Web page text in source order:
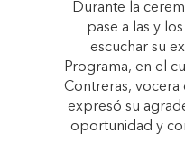
Durante la
pase a las y
escuchar su
Programa, en el
Contreras, vocera
expresó su
oportunidad y